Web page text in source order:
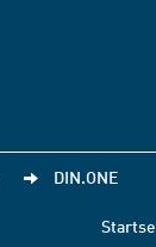
DIN.ONE